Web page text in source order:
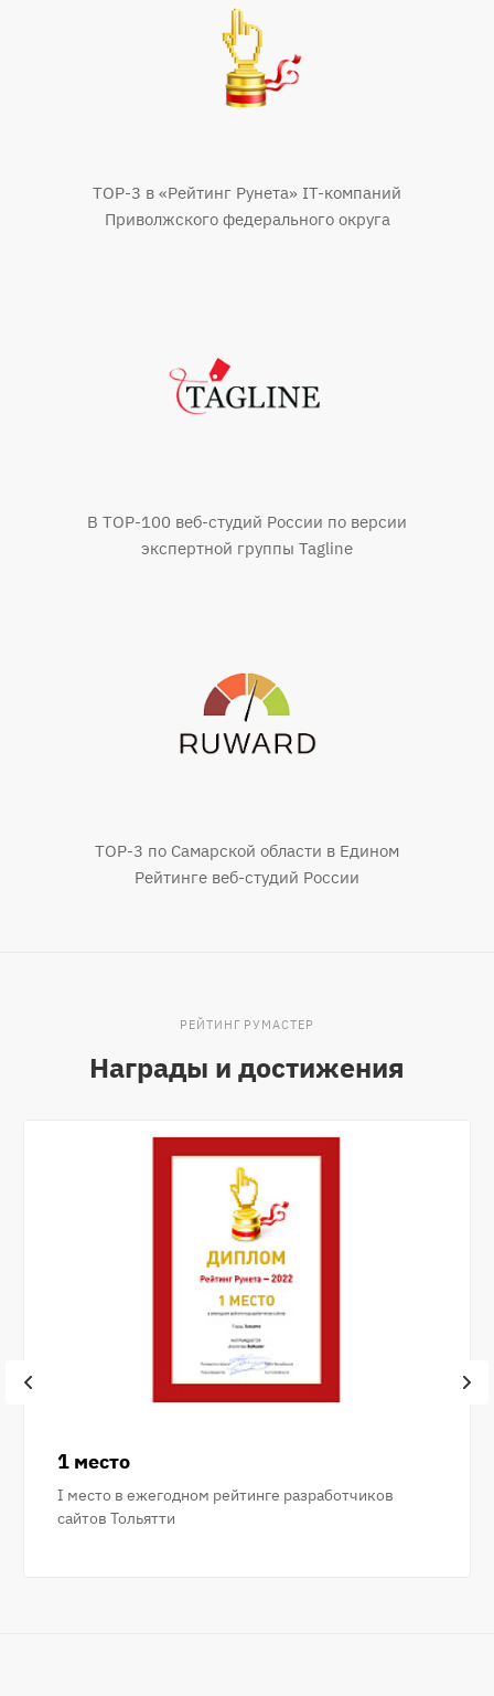
TOP-3 в «Рейтинг Рунета» IT-компаний
Приволжского федерального округа
В TOP-100 веб-студий России по версии
экспертной группы Tagline
TOP-3 по Самарской области в Едином
Рейтинге веб-студий России
РЕЙТИНГ РУМАСТЕР
Награды и достижения
1 место
I место в ежегодном рейтинге разработчиков
сайтов Тольятти